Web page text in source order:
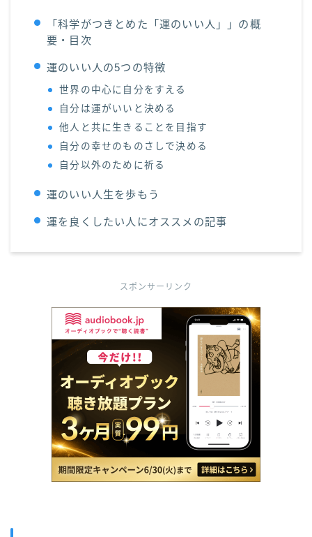
「科学がつきとめた「運のいい人」」の概
要・目次
運のいい人の5つの特徴
世界の中心に自分をすえる
自分は運がいいと決める
他人と共に生きることを目指す
自分の幸せのものさしで決める
自分以外のために祈る
運のいい人生を歩もう
運を良くしたい人にオススメの記事
スポンサーリンク